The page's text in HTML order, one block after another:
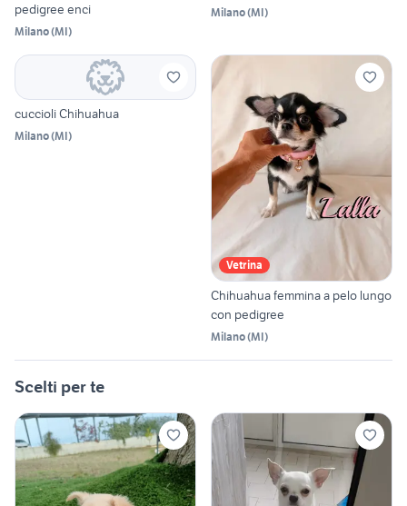
pedigree enci
Milano(MI)
Milano(MI)
cuccioli Chihuahua
Milano(MI)
Vetrina
Chihuahua femmina a pelo lungo
con pedigree
Milano(MI)
Scelti per te